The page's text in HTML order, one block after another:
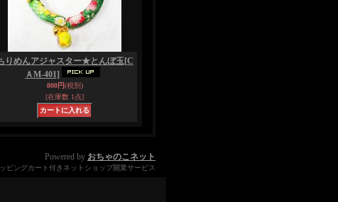
りめんアジャスター★とんぼ玉[C
ＡM-401]
800円(税別)
[在庫数 1点]
Powered by おちゃのこネット
ピングカート付きネットショップ開業サービス